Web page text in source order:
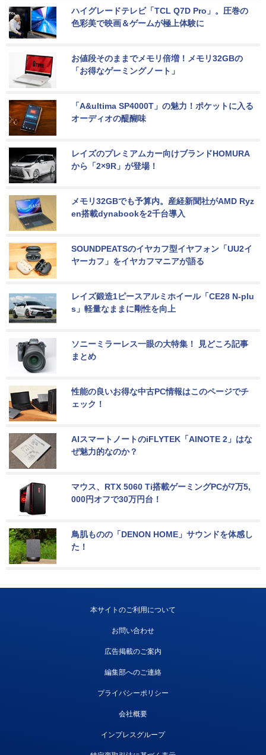
ハイグレードテレビ「TCL Q7D Pro」。圧巻の
色彩美で映画＆ゲームが極上体験に
お値段そのままでメモリ倍増！メモリ32GBの
「お得なゲーミングノート」
「A&ultima SP4000T」の魅力！ポケットに入る
オーディオの醍醐味
レイズのプレミアムカー向けブランドHOMURA
から「2×9R」が登場！
メモリ32GBでも予算内。産経新聞社がAMD Ryz
en搭載dynabookを2千台導入
SOUNDPEATSのイヤカフ型イヤフォン「UU2イ
ヤーカフ」をイヤカフマニアが語る
レイズ鍛造1ピースアルミホイール「CE28 N-plu
s」軽量なままに剛性を向上
ソニーミラーレス一眼の大特集！ 見どころ記事
まとめ
性能の良いお得な中古PC情報はこのページでチ
ェック！
AIスマートノートのiFLYTEK「AINOTE 2」はな
ぜ魅力的なのか？
マウス、RTX 5060 Ti搭載ゲーミングPCが7万5,
000円オフで30万円台！
鳥肌ものの「DENON HOME」サウンドを体感し
た！
本サイトのご利用について
お問い合わせ
広告掲載のご案内
編集部へのご連絡
プライバシーポリシー
会社概要
インプレスグループ